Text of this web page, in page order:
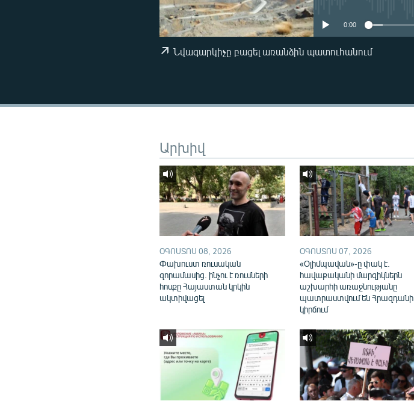
ԿՈՐՈՆԱՎԻՐՈՒՍ
0:00
Նվագարկիչը բացել առանձին պատուհանում
Արխիվ
ՕԳՈՍՏՈՍ 08, 2026
Փախուստ ռուսական
զորամասից. ինչու է ռուսների
հոսքը Հայաստան կրկին
ակտիվացել
ՕԳՈՍՏՈՍ 07, 2026
«Օլիմպավան»-ը փակ է.
հավաքականի մարզիկներն
աշխարհի առաջնությանը
պատրաստվում են Հրազդանի
կիրճում